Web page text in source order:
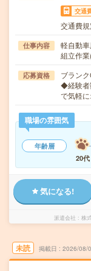
交通
交通費
仕事内容
軽自動
組立作
応募資格
ブラン
◆経験者
で気軽
職場の雰囲気
年齢層
20代
気になる!
派遣会社 株
未読 掲載日 2026/08/